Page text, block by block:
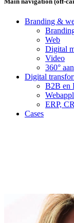
Branding &
Web
Digital
Video
360°
Digital
B2B en
ERP,
Cases